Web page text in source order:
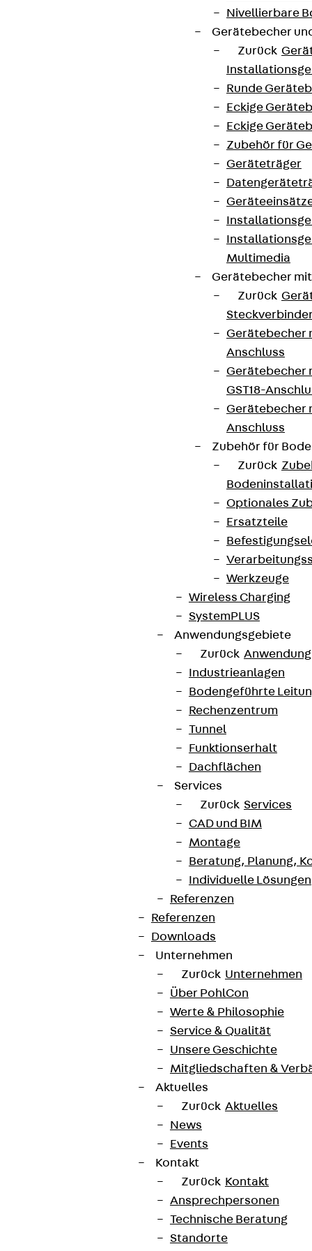
Nivellierbare
Gerätebecher
Zurück
Runde
Eckige
Eckige
Zubehör für
Geräteträger
Multimedia
Gerätebecher
Zurück
Gerätebecher
Anschluss
Gerätebecher
GST18-
Gerätebecher
Anschluss
Zubehör für
Zurück
Optionales
Ersatzteile
Werkzeuge
Wireless Charging
SystemPLUS
Anwendungsgebiete
Zurück
Industrieanlagen
Bodengeführte
Rechenzentrum
Tunnel
Funktionserhalt
Dachflächen
Services
Zurück Services
CAD und BIM
Montage
Beratung, Planung,
Individuelle Lösungen
Referenzen
Referenzen
Downloads
Unternehmen
Zurück Unternehmen
Über PohlCon
Werte & Philosophie
Service & Qualität
Unsere Geschichte
Mitgliedschaften &
Aktuelles
Zurück Aktuelles
News
Events
Kontakt
Zurück Kontakt
Ansprechpersonen
Technische Beratung
Standorte
Produktneuheiten, Referenzen und aktuellen
Partner von Anfang bis Zukunft.